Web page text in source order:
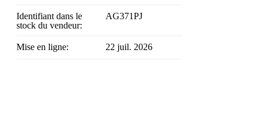
Identifiant dans le
stock du vendeur:
AG371PJ
Mise en ligne: 22 juil. 2026